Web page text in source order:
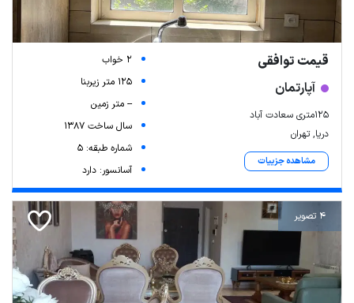
Leaflet| Map data ©
قیمت توافقی
آپارتمان
۱۲۵متری سعادت آباد
دریا, تهران
مشاهده جزییات
2 خواب
125 متر زیربنا
-- متر زمین
سال ساخت 1387
شماره طبقه: 5
آسانسور: دارد
4 تصویر